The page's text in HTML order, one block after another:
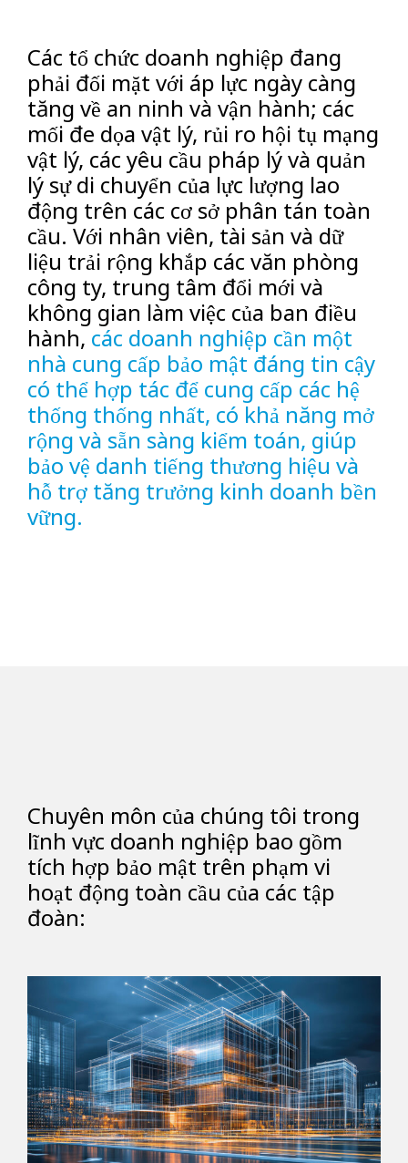
Các tổ chức doanh nghiệp đang
phải đối mặt với áp lực ngày càng
tăng về an ninh và vận hành; các
mối đe dọa vật lý, rủi ro hội tụ mạng
vật lý, các yêu cầu pháp lý và quản
lý sự di chuyển của lực lượng lao
động trên các cơ sở phân tán toàn
cầu. Với nhân viên, tài sản và dữ
liệu trải rộng khắp các văn phòng
công ty, trung tâm đổi mới và
không gian làm việc của ban điều
hành, các doanh nghiệp cần một
nhà cung cấp bảo mật đáng tin cậy
có thể hợp tác để cung cấp các hệ
thống thống nhất, có khả năng mở
rộng và sẵn sàng kiểm toán, giúp
bảo vệ danh tiếng thương hiệu và
hỗ trợ tăng trưởng kinh doanh bền
vững.
Chuyên môn của chúng tôi trong
lĩnh vực doanh nghiệp bao gồm
tích hợp bảo mật trên phạm vi
hoạt động toàn cầu của các tập
đoàn: